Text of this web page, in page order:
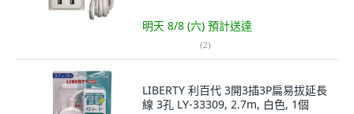
明天 8/8 (六) 預計送達
(2)
LIBERTY 利百代 3開3插3P扁易拔延長
線 3孔 LY-33309, 2.7m, 白色, 1個